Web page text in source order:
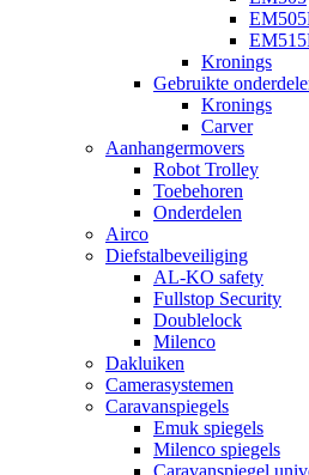
Kronings
Gebruikte
Kronings
Carver
Aanhangermovers
Robot Trolley
Toebehoren
Onderdelen
Airco
Diefstalbeveiliging
AL-KO safety
Fullstop Security
Doublelock
Milenco
Dakluiken
Camerasystemen
Caravanspiegels
Emuk spiegels
Milenco spiegels
Caravanspiegel